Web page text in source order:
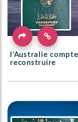
l’Australie
reconstruire